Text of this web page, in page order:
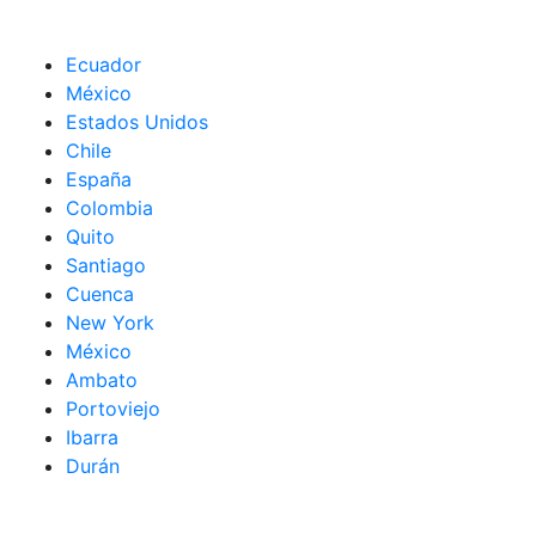
Ecuador
México
Estados Unidos
Chile
España
Colombia
Quito
Santiago
Cuenca
New York
México
Ambato
Portoviejo
Ibarra
Durán